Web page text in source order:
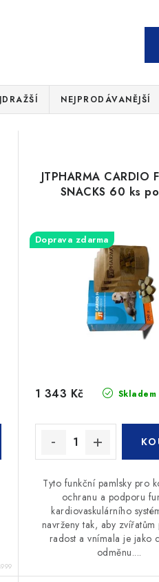
NEJPRODÁVANĚJŠÍ
JTPHARMA CARDIO
SNACKS 60 ks
Doprava zdarma
Skladem
1 343 Kč
Tyto funkční pamlsky pro
ochranu a podporu
kardiovaskulárního
navrženy tak, aby zvířatům
radost a vnímala je jako
odměnu....